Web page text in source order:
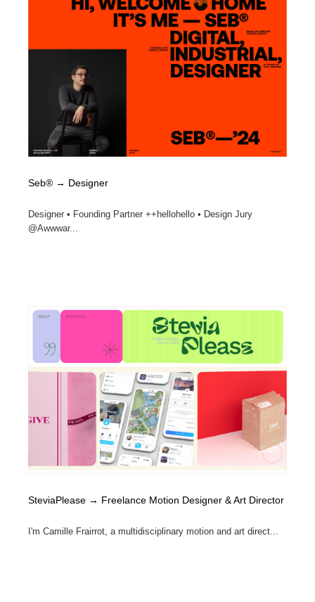
Seb® → Designer
Designer • Founding Partner ++hellohello • Design Jury
@Awwwar...
SteviaPlease → Freelance Motion Designer & Art Director
I'm Camille Frairrot, a multidisciplinary motion and art direct...